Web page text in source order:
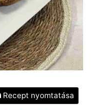
Recept nyomtatása